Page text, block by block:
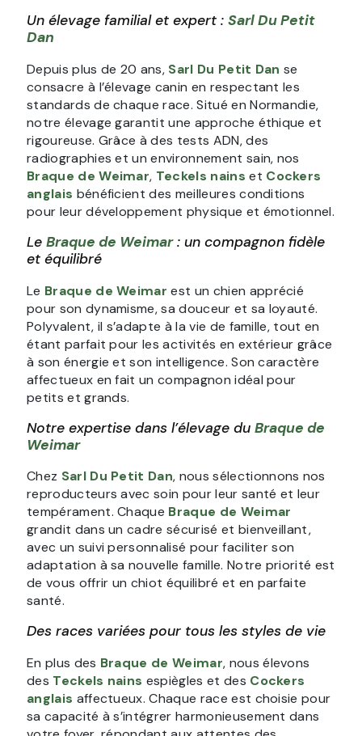
Un élevage familial et expert : Sarl Du Petit
Dan
Depuis plus de 20 ans, Sarl Du Petit Dan se
consacre à l’élevage canin en respectant les
standards de chaque race. Situé en Normandie,
notre élevage garantit une approche éthique et
rigoureuse. Grâce à des tests ADN, des
radiographies et un environnement sain, nos
Braque de Weimar, Teckels nains et Cockers
anglais bénéficient des meilleures conditions
pour leur développement physique et émotionnel.
Le Braque de Weimar: un compagnon fidèle
et équilibré
Le Braque de Weimar est un chien apprécié
pour son dynamisme, sa douceur et sa loyauté.
Polyvalent, il s’adapte à la vie de famille, tout en
étant parfait pour les activités en extérieur grâce
à son énergie et son intelligence. Son caractère
affectueux en fait un compagnon idéal pour
petits et grands.
Notre expertise dans l’élevage du Braque de
Weimar
Chez Sarl Du Petit Dan, nous sélectionnons nos
reproducteurs avec soin pour leur santé et leur
tempérament. Chaque Braque de Weimar
grandit dans un cadre sécurisé et bienveillant,
avec un suivi personnalisé pour faciliter son
adaptation à sa nouvelle famille. Notre priorité est
de vous offrir un chiot équilibré et en parfaite
santé.
Des races variées pour tous les styles de vie
En plus des Braque de Weimar, nous élevons
des Teckels nains espiègles et des Cockers
anglais affectueux. Chaque race est choisie pour
sa capacité à s’intégrer harmonieusement dans